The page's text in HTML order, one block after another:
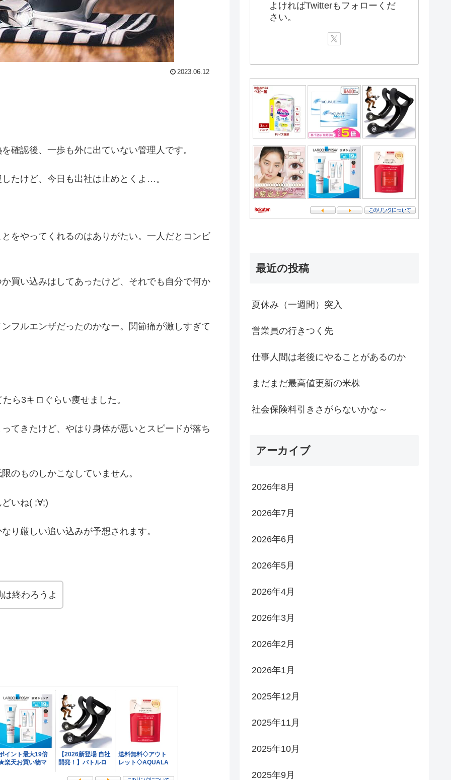
2023.06.12
確認後、一歩も外に出ていない管理人です。
たけど、今日も出社は止めとくよ…。
をやってくれるのはありがたい。一人だとコンビ
買い込みはしてあったけど、それでも自分で何か
フルエンザだったのかなー。関節痛が激しすぎて
ら3キロぐらい痩せました。
てきたけど、やはり身体が悪いとスピードが落ち
のものしかこなしていません。
いね( ;∀;)
り厳しい追い込みが予想されます。
終わろうよ
よければTwitterもフォローくだ
さい。
最近の投稿
夏休み（一週間）突入
営業員の行きつく先
仕事人間は老後にやることがあるのか
まだまだ最高値更新の米株
社会保険料引きさがらないかな～
アーカイブ
2026年8月
2026年7月
2026年6月
2026年5月
2026年4月
2026年3月
2026年2月
2026年1月
2025年12月
2025年11月
2025年10月
2025年9月